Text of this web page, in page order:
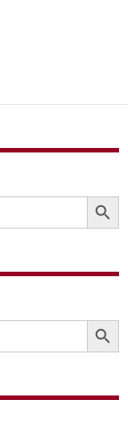
SEARCH
SEARCH